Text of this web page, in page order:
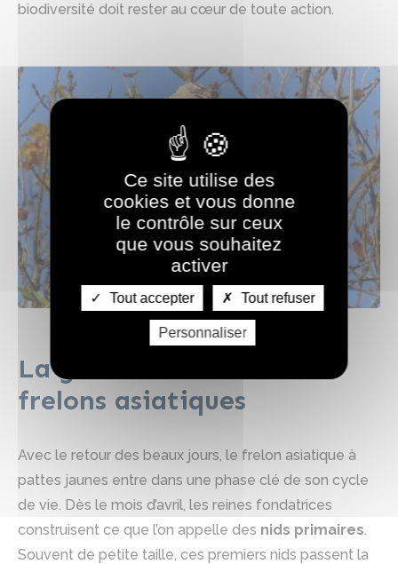
biodiversité doit rester au cœur de toute action.
La gestion des nids de
frelons asiatiques
Avec le retour des beaux jours, le frelon asiatique à
pattes jaunes entre dans une phase clé de son cycle
de vie. Dès le mois d’avril, les reines fondatrices
construisent ce que l’on appelle des nids primaires.
Souvent de petite taille, ces premiers nids passent la
Ce site utilise des
cookies et vous donne
le contrôle sur ceux
que vous souhaitez
activer
Tout accepter Tout refuser
Personnaliser